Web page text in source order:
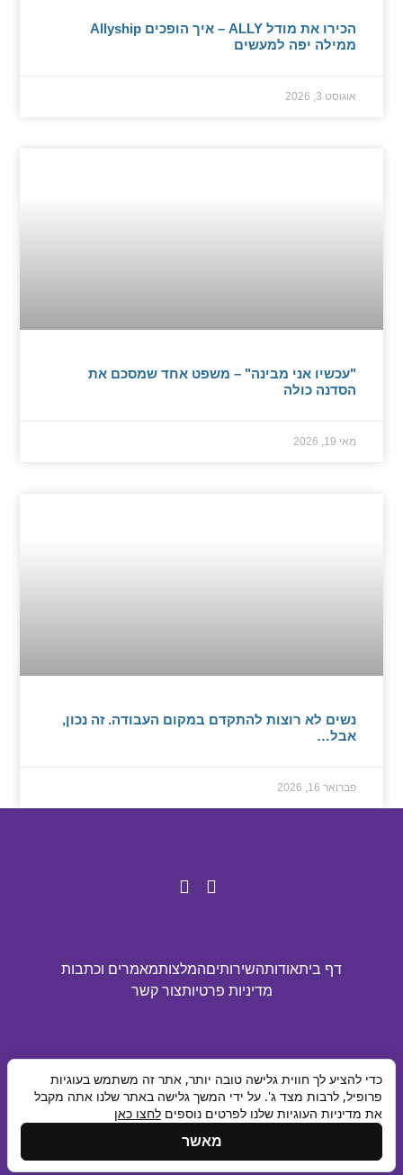
הכירו את מודל ALLY – איך הופכים Allyship
ממילה יפה למעשים
אוגוסט 3, 2026
"עכשיו אני מבינה" – משפט אחד שמסכם את
הסדנה כולה
מאי 19, 2026
נשים לא רוצות להתקדם במקום העבודה. זה נכון,
אבל…
פברואר 16, 2026
דף ביתאודותהשירותיםהמלצותמאמרים וכתבות
מדיניות פרטיותצור קשר
Made with 💙 by box
כדי להציע לך חווית גלישה טובה יותר, אתר זה משתמש בעוגיות
פרופיל, לרבות מצד ג'. על ידי המשך גלישה באתר שלנו אתה מקבל
את מדיניות העוגיות שלנו לפרטים נוספים לחצו כאן
מאשר